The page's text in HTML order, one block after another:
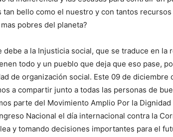
tan bello como el nuestro y con tantos
pobres del planeta?
debe a la Injusticia social, que se traduce en
todo y un pueblo que deja que eso pase,
de organización social. Este 09 de diciembre
a compartir junto a todas las personas de
parte del Movimiento Amplio Por la
Nacional el día internacional contra la
y tomando decisiones importantes para el